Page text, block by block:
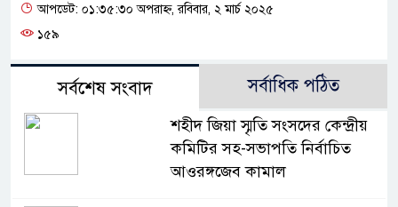
আপডেট: ০১:৩৫:৩০ অপরাহ্ন, রবিবার, ২ মার্চ ২০২৫
১৫৯
সর্বশেষ সংবাদ সর্বাধিক পঠিত
শহীদ জিয়া স্মৃতি সংসদের কেন্দ্রীয়
কমিটির সহ-সভাপতি নির্বাচিত
আওরঙ্গজেব কামাল